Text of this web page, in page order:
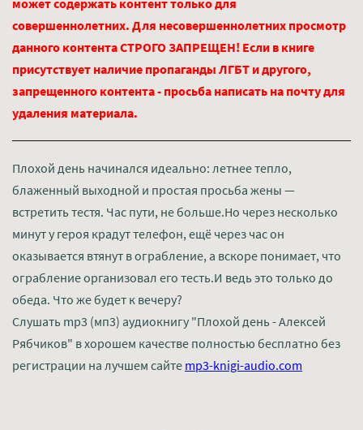
может содержать контент только для
совершеннолетних. Для несовершеннолетних просмотр
данного контента СТРОГО ЗАПРЕЩЕН! Если в книге
присутствует наличие пропаганды ЛГБТ и другого,
запрещенного контента - просьба написать на почту для
удаления материала.
Плохой день начинался идеально: летнее тепло,
блаженный выходной и простая просьба жены —
встретить тестя. Час пути, не больше.Но через несколько
минут у героя крадут телефон, ещё через час он
оказывается втянут в ограбление, а вскоре понимает, что
ограбление организовал его тесть.И ведь это только до
обеда. Что же будет к вечеру?
Слушать mp3 (мп3) аудиокнигу "Плохой день - Алексей
Рябчиков" в хорошем качестве полностью бесплатно без
регистрации на лучшем сайте mp3-knigi-audio.com